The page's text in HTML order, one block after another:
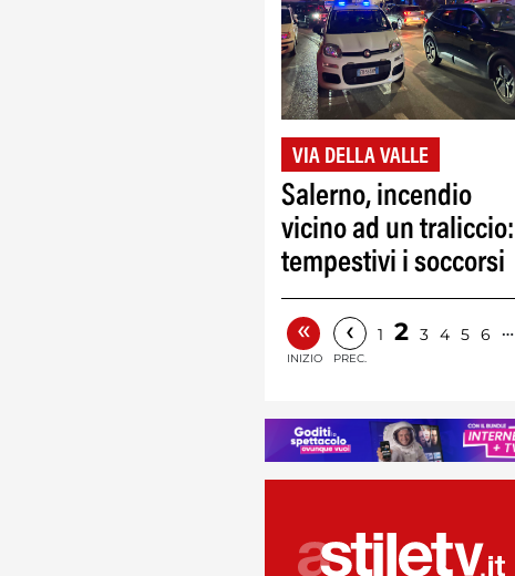
VIA DELLA VALLE
Salerno, incendio
vicino ad un traliccio:
tempestivi i soccorsi
«
INIZIO
‹
PREC.
1 2 3 4 5 6 …